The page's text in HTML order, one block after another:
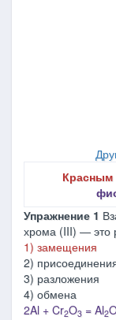
Красным
Упражнение 1
хрома (III) ― это
1) замещения
2)
3) разложения
4) обмена
2Al + Cr2O3 = Al2